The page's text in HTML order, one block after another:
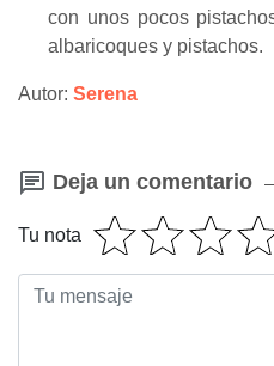
con unos pocos
albaricoques y pistachos.
Autor: Serena
Deja un comentario
Tu nota